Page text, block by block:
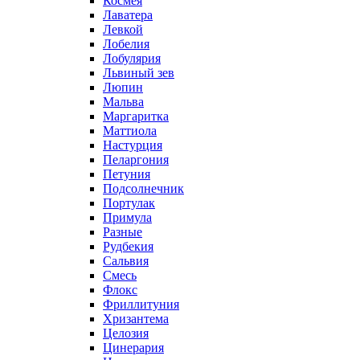
Лаватера
Левкой
Лобелия
Лобулярия
Львиный зев
Люпин
Мальва
Маргаритка
Маттиола
Настурция
Пеларгония
Петуния
Подсолнечник
Портулак
Примула
Разные
Рудбекия
Сальвия
Смесь
Флокс
Фриллитуния
Хризантема
Целозия
Цинерария